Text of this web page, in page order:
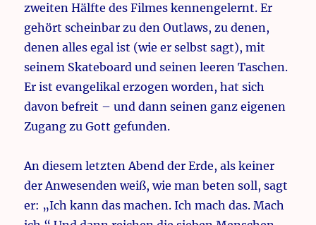
zweiten Hälfte des Filmes kennengelernt. Er
gehört scheinbar zu den Outlaws, zu denen,
denen alles egal ist (wie er selbst sagt), mit
seinem Skateboard und seinen leeren Taschen.
Er ist evangelikal erzogen worden, hat sich
davon befreit – und dann seinen ganz eigenen
Zugang zu Gott gefunden.
An diesem letzten Abend der Erde, als keiner
der Anwesenden weiß, wie man beten soll, sagt
er: „Ich kann das machen. Ich mach das. Mach